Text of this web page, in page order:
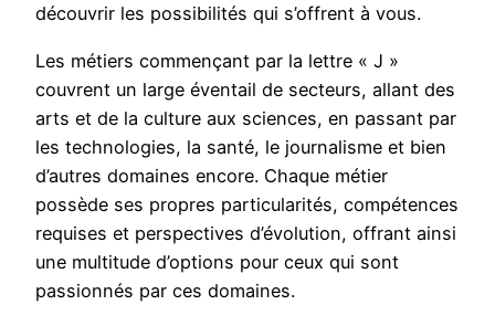
découvrir les possibilités qui s’offrent à vous.
Les métiers commençant par la lettre « J »
couvrent un large éventail de secteurs, allant des
arts et de la culture aux sciences, en passant par
les technologies, la santé, le journalisme et bien
d’autres domaines encore. Chaque métier
possède ses propres particularités, compétences
requises et perspectives d’évolution, offrant ainsi
une multitude d’options pour ceux qui sont
passionnés par ces domaines.